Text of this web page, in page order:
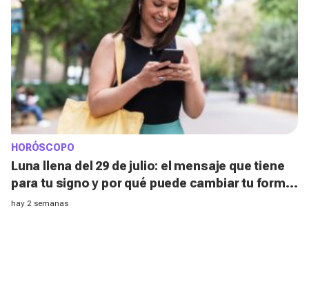
HORÓSCOPO
Luna llena del 29 de julio: el mensaje que tiene
para tu signo y por qué puede cambiar tu forma
de actuar
hay 2 semanas